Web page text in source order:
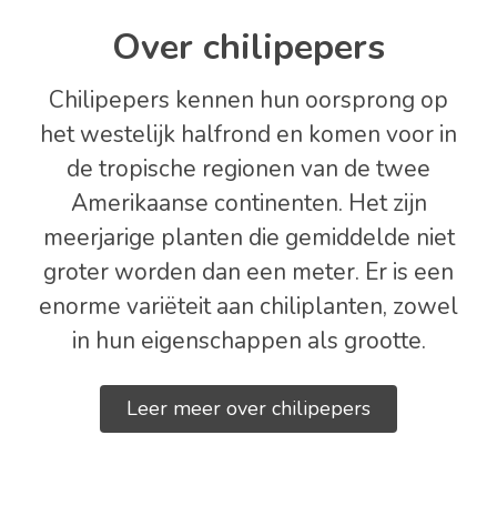
Over chilipepers
Chilipepers kennen hun oorsprong op
het westelijk halfrond en komen voor in
de tropische regionen van de twee
Amerikaanse continenten. Het zijn
meerjarige planten die gemiddelde niet
groter worden dan een meter. Er is een
enorme variëteit aan chiliplanten, zowel
in hun eigenschappen als grootte.
Leer meer over chilipepers